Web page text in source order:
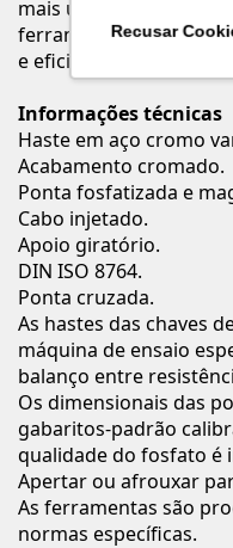
Recusar
mais uma inovação
ferramentas industriais
e eficiência:
Informações técnicas
Haste em aço cromo
Acabamento cromado.
Ponta fosfatizada e
Cabo injetado.
Apoio giratório.
DIN ISO 8764.
Ponta cruzada.
As hastes das chaves
máquina de ensaio
balanço entre
Os dimensionais das
gabaritos-padrão
qualidade do fosfato é
Apertar ou afrouxar
As ferramentas são
normas específicas.